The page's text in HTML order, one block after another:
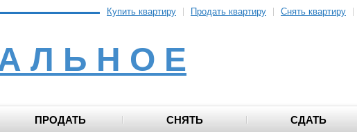
Купить квартиру Продать квартиру Снять квартиру
Л Ь Н О Е
ПРОДАТЬ СНЯТЬ СДАТЬ